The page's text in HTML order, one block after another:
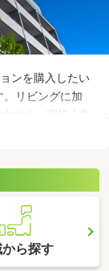
ンを購入したい
。リビングに加
すめ。家族人数
っかり分けられ
くださいね。
ら探す